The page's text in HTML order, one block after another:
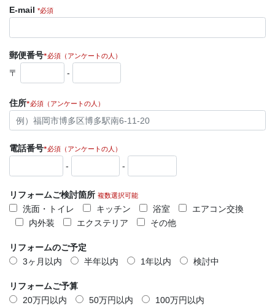
E-mail *必須
郵便番号*必須（アンケートの人）
〒 -
住所*必須（アンケートの人）
電話番号*必須（アンケートの人）
- -
リフォームご検討箇所 複数選択可能
洗面・トイレ キッチン 浴室
エアコン交換
内外装
エクステリア その他
リフォームのご予定
3ヶ月以内
半年以内 1年以内 検討中
リフォームご予算
20万円以内
50万円以内
100万円以内